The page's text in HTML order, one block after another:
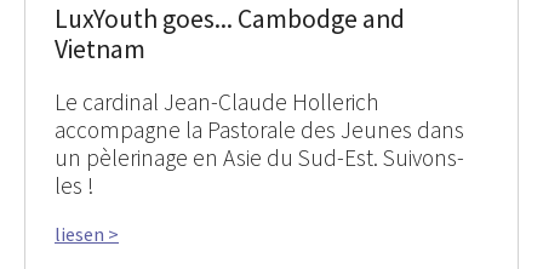
LuxYouth goes... Cambodge and
Vietnam
Le cardinal Jean-Claude Hollerich
accompagne la Pastorale des Jeunes dans
un pèlerinage en Asie du Sud-Est. Suivons-
les !
liesen >